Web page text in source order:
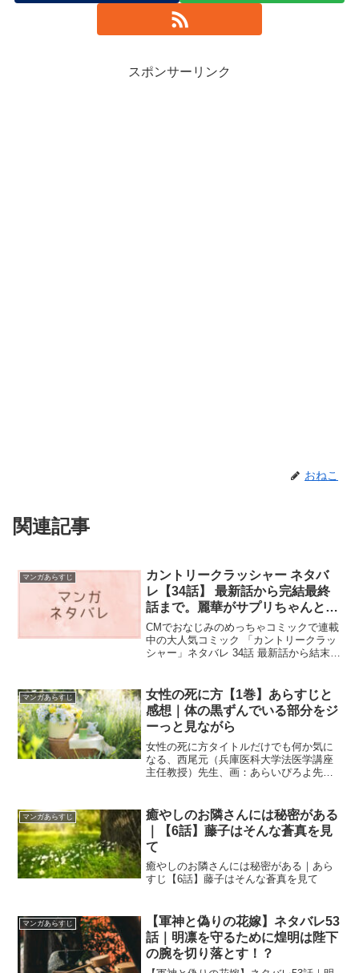
スポンサーリンク
おねこ
関連記事
マンガあらすじ
カントリークラッシャー ネタバ
レ【34話】 最新話から完結最終
話まで。麗華がサプリちゃんと続
けている？と
CMでおなじみのめっちゃコミックで連載
中の大人気コミック 「カントリークラッ
シャー」ネタバレ 34話 最新話から結末ま
マンガあらすじ
女性の死に方【1巻】あらすじと
感想｜体の黒ずんでいる部分をジ
ーっと見ながら
女性の死に方タイトルだけでも何か気に
なる、西尾元（兵庫医科大学法医学講座
主任教授）先生、画：あらいぴろよ先生
式サイトの詳細はこちらから前日まで元
気だったのに、突然...
マンガあらすじ
癒やしのお隣さんには秘密がある
｜【6話】藤子はそんな蒼真を見
て
癒やしのお隣さんには秘密がある｜あら
すじ【6話】藤子はそんな蒼真を見て
マンガあらすじ
【軍神と偽りの花嫁】ネタバレ53
話｜明凛を守るために煌明は陛下
の腕を切り落とす！？